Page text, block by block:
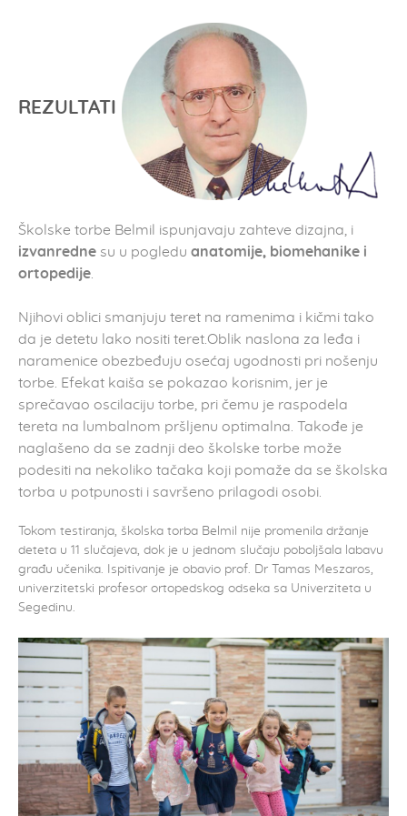
REZULTATI
Školske torbe Belmil ispunjavaju zahteve dizajna, i
izvanredne su u pogledu anatomije, biomehanike i
ortopedije
Njihovi oblici smanjuju teret na ramenima i kičmi tako
da je detetu lako nositi teret.Oblik naslona za leđa i
naramenice obezbeđuju osećaj ugodnosti pri nošenju
torbe. Efekat kaiša se pokazao korisnim, jer je
sprečavao oscilaciju torbe, pri čemu je raspodela
tereta na lumbalnom pršljenu optimalna. Takođe je
naglašeno da se zadnji deo školske torbe može
podesiti na nekoliko tačaka koji pomaže da se školska
torba u potpunosti i savršeno prilagodi osobi.
Tokom testiranja, školska torba Belmil nije promenila držanje
deteta u 11 slučajeva, dok je u jednom slučaju poboljšala labavu
građu učenika. Ispitivanje je obavio prof. Dr Tamas Meszaros,
univerzitetski profesor ortopedskog odseka sa Univerziteta u
Segedinu.